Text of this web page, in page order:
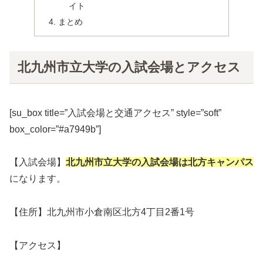
イト
まとめ
北九州市立大学の入試会場とアクセス
[su_box title=”入試会場と交通アクセス” style=”soft”
box_color=”#a7949b”]
【入試会場】 北九州市立大学の入試会場は北方キャンパス
になります。
【住所】北九州市小倉南区北方4丁目2番1号
【アクセス】